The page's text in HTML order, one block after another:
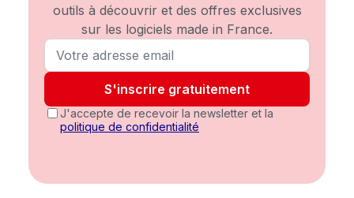
outils à découvrir et des offres exclusives
sur les logiciels made in France.
S'inscrire gratuitement
J'accepte de recevoir la newsletter et la
politique de confidentialité